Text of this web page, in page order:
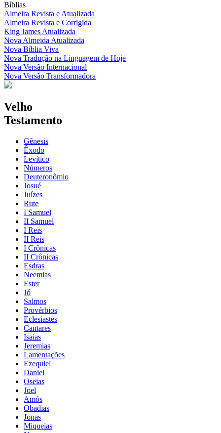
Bíblias
Almeira Revista e Atualizada
Almeira Revista e Corrigida
King James Atualizada
Nova Almeida Atualizada
Nova Bíblia Viva
Nova Tradução na Linguagem de Hoje
Nova Versão Internacional
Nova Versão Transformadora
Velho
Testamento
Gênesis
Êxodo
Levítico
Números
Deuteronômio
Josué
Juízes
Rute
I Samuel
II Samuel
I Reis
II Reis
I Crônicas
II Crônicas
Esdras
Neemias
Ester
Jó
Salmos
Provérbios
Eclesiastes
Cantares
Isaías
Jeremias
Lamentações
Ezequiel
Daniel
Oseias
Joel
Amós
Obadias
Jonas
Miqueias